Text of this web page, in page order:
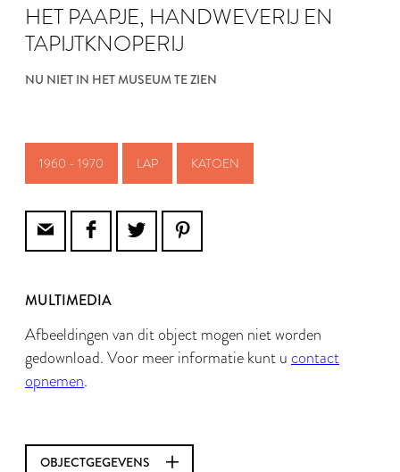
HET PAAPJE, HANDWEVERIJ EN
TAPIJTKNOPERIJ
NU NIET IN HET MUSEUM TE ZIEN
1960 - 1970 LAP KATOEN
MULTIMEDIA
Afbeeldingen van dit object mogen niet worden
gedownload. Voor meer informatie kunt u contact
opnemen.
OBJECTGEGEVENS